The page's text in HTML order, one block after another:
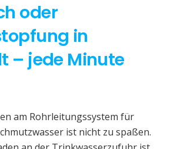
oder
in
– jede Minute
am Rohrleitungssystem für
ist nicht zu spaßen.